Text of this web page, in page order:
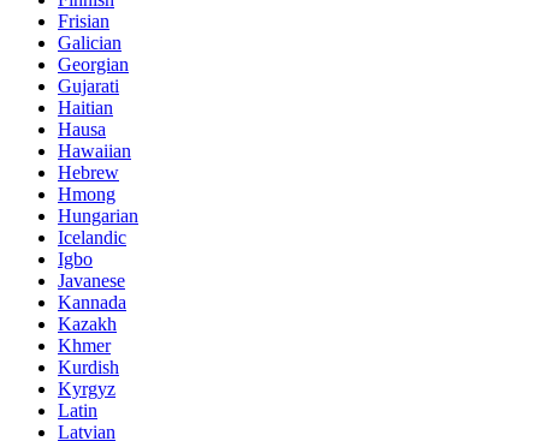
Frisian
Galician
Georgian
Gujarati
Haitian
Hausa
Hawaiian
Hebrew
Hmong
Hungarian
Icelandic
Igbo
Javanese
Kannada
Kazakh
Khmer
Kurdish
Kyrgyz
Latin
Latvian